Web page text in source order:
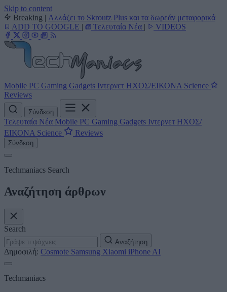
Skip to content
Breaking | Αλλάζει το Skroutz Plus και τα δωρεάν μεταφορικά
ADD TO GOOGLE | Τελευταία Νέα | VIDEOS
Mobile PC Gaming Gadgets Ιντερνετ ΗΧΟΣ/ΕΙΚΟΝΑ Science
Reviews
Σύνδεση
Τελευταία Νέα Mobile PC Gaming Gadgets Ιντερνετ ΗΧΟΣ/
ΕΙΚΟΝΑ Science Reviews
Σύνδεση
Techmaniacs Search
Αναζήτηση άρθρων
Search
Αναζήτηση
Δημοφιλή: Cosmote Samsung Xiaomi iPhone AI
Techmaniacs